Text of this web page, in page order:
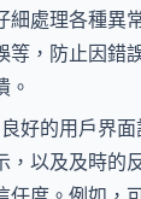
細處理各種異
等，防止因錯
。
良好的用戶界
，以及及時的